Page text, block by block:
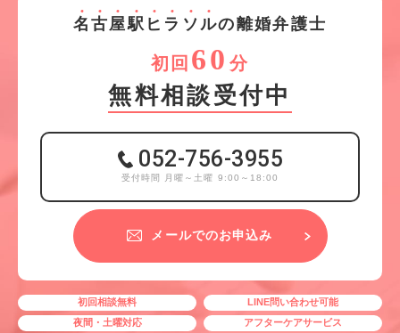
名 古屋駅 ヒ ラ ソルの離婚弁護士
初回 60 分
無料相談受付中
052-756-3955
受付時間 月曜～土曜 9:00～18:00
メールでのお申込み
初回相談無料
LINE問い合わせ可能
夜間・土曜対応
アフターケアサービス